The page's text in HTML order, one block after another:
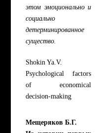
этом эмоционально и
социально
детерминированное
существо.
Shokin Ya.V.
Psychological factors
of economical
decision-making
Мещеряков Б.Г.